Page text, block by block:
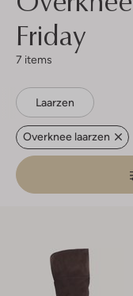
Friday
7 items
Laarzen
Overknee laarzen